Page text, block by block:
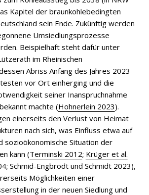
Kapitel der braunkohlebedingten
sein Ende. Zukünftig werden
Umsiedlungsprozesse
Beispielhaft steht dafür unter
im Rheinischen
Abriss Anfang des Jahres 2023
vor Ort einherging und die
seiner Inanspruchnahme
machte (Hohnerlein 2023).
einerseits den Verlust von Heimat
nach sich, was Einfluss etwa auf
sozioökonomische Situation der
kann (Terminski 2012; Krüger et al.
; Schmid-Engbrodt und Schmidt 2023),
Möglichkeiten einer
in der neuen Siedlung und